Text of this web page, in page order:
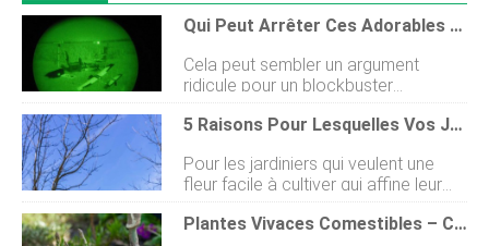
Qui Peut Arrêter Ces Adorables Cochons ?
Cela peut sembler un argument
ridicule pour un blockbuster
apocalyptique ou un gag restant de
Babe :Cochon dans la ville ou une
bacon dans notre alimentation, mais
le fait est que, les cochons sauvages
ont envahi la planète. À savoir :les
populations de porcs approchent le
5 Raisons Pour Lesquelles Vos Jonquilles Ne Fleurissent Pas
Pour les jardiniers qui veulent une
fleur facile à cultiver qui affine leur
capacité de patience, les jonquilles
sont parfaites. Vous les plantez
Plantes Vivaces Comestibles – Cultiver Un Potager Vivace